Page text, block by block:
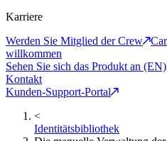
Karriere
Werden Sie Mitglied der Crew
willkommen
Sehen Sie sich das Produkt an (EN)
Kontakt
Kunden-Support-Portal
<
Identitätsbibliothek